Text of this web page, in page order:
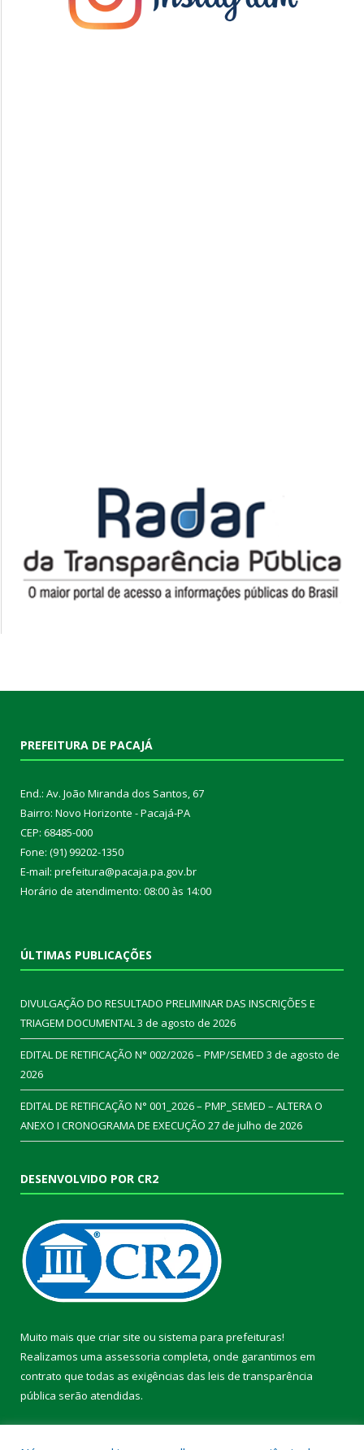
PREFEITURA DE PACAJÁ
End.: Av. João Miranda dos Santos, 67
Bairro: Novo Horizonte - Pacajá-PA
CEP: 68485-000
Fone: (91) 99202-1350
E-mail: prefeitura@pacaja.pa.gov.br
Horário de atendimento: 08:00 às 14:00
ÚLTIMAS PUBLICAÇÕES
DIVULGAÇÃO DO RESULTADO PRELIMINAR DAS INSCRIÇÕES E
TRIAGEM DOCUMENTAL3 de agosto de 2026
EDITAL DE RETIFICAÇÃO N° 002/2026 – PMP/SEMED 3 de agosto de
2026
EDITAL DE RETIFICAÇÃO N° 001_2026 – PMP_SEMED – ALTERA O
ANEXO I CRONOGRAMA DE EXECUÇÃO 27 de julho de 2026
DESENVOLVIDO POR CR2
Muito mais que criar site ou sistema para prefeituras!
Realizamos uma assessoria completa, onde garantimos em
contrato que todas as exigências das leis de transparência
pública serão atendidas.